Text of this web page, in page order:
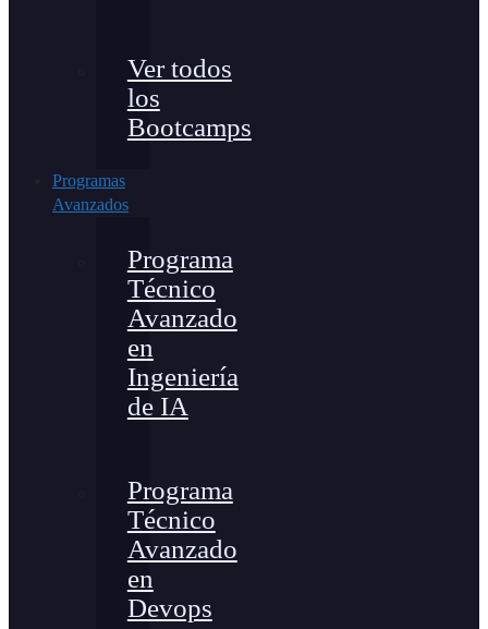
Ver todos
los
Bootcamps
Programas
Avanzados
Programa
Técnico
Avanzado
en
Ingeniería
de IA
Programa
Técnico
Avanzado
en
Devops